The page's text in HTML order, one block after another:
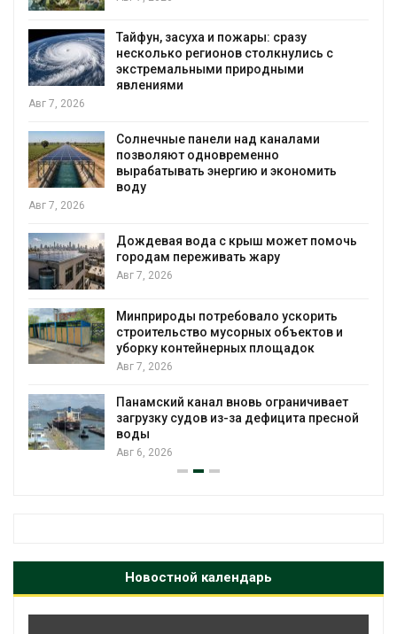
Тайфун, засуха и пожары: сразу
несколько регионов столкнулись с
экстремальными природными
явлениями
Авг 7, 2026
Солнечные панели над каналами
позволяют одновременно
вырабатывать энергию и экономить
воду
Авг 7, 2026
Дождевая вода с крыш может помочь
городам переживать жару
Авг 7, 2026
Минприроды потребовало ускорить
строительство мусорных объектов и
уборку контейнерных площадок
Авг 7, 2026
Панамский канал вновь ограничивает
загрузку судов из-за дефицита пресной
воды
Авг 6, 2026
Новостной календарь